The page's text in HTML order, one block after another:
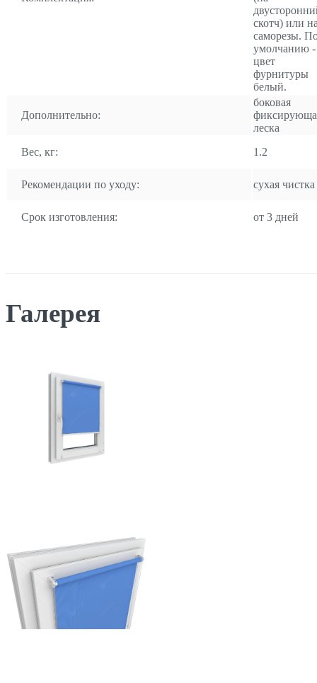
скотч) или
саморезы.
умолчанию -
цвет
фурнитуры
белый.
Дополнительно:
боковая
леска
Вес, кг:
1.2
Рекомендации по уходу: сухая чистка
Срок изготовления: от 3 дней
Галерея